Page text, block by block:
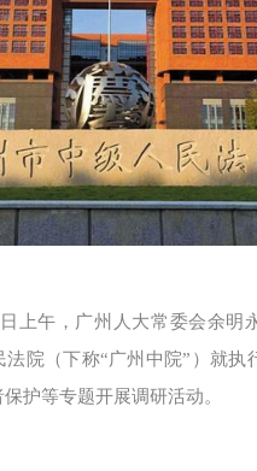
日上午，广州人大常委会余明
法院（下称“广州中院”）就执
护等专题开展调研活动。